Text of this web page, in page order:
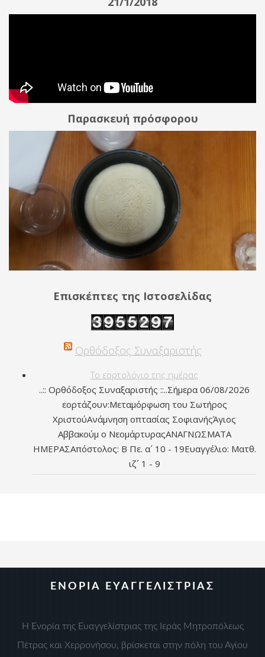
Παρασκευή πρόσφορου
Επισκέπτες της Ιστοσελίδας
Ορθόδοξος Συναξαριστής
Το εορτολόγιο της ημέρας
..:: Ορθόδοξος Συναξαριστής ::..Σήμερα 06/08/2026
εορτάζουν:Μεταμόρφωση του Σωτήρος
ΧριστούΑνάμνηση οπτασίας ΣοφιανήςΆγιος
Αββακούμ ο ΝεομάρτυραςΑΝΑΓΝΩΣΜΑΤΑ
ΗΜΕΡΑΣΑπόστολος: Β Πε. α´ 10 - 19Ευαγγέλιο: Ματθ.
ιζ´ 1 - 9
ΕΝΟΡΙΑ ΕΥΑΓΓΕΛΙΣΤΡΙΑΣ
Η Ενορία της Ευαγγελίστριας της Ιεράς Μητροπόλεως
Πέτρας και Χερρονήσου, βρίσκεται στην πόλη του Αγίου